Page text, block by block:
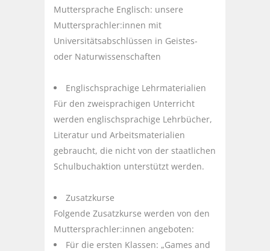
Muttersprache Englisch: unsere
Muttersprachler:innen mit
Universitätsabschlüssen in Geistes-
oder Naturwissenschaften
Englischsprachige Lehrmaterialien
Für den zweisprachigen Unterricht
werden englischsprachige Lehrbücher,
Literatur und Arbeitsmaterialien
gebraucht, die nicht von der staatlichen
Schulbuchaktion unterstützt werden.
Zusatzkurse
Folgende Zusatzkurse werden von den
Muttersprachler:innen angeboten:
Für die ersten Klassen: „Games and